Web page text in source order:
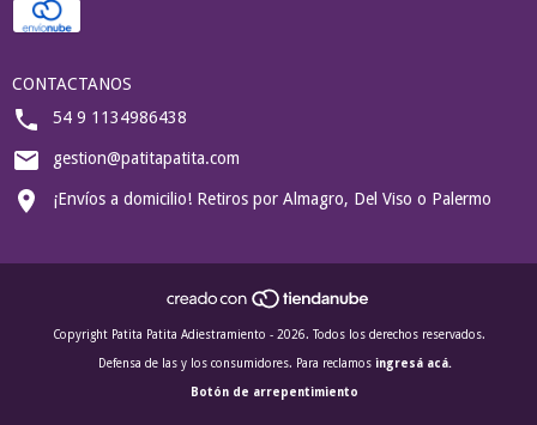
CONTACTANOS
54 9 1134986438
gestion@patitapatita.com
¡Envíos a domicilio! Retiros por Almagro, Del Viso o Palermo
Copyright Patita Patita Adiestramiento - 2026. Todos los derechos reservados.
Defensa de las y los consumidores. Para reclamos ingresá acá.
Botón de arrepentimiento